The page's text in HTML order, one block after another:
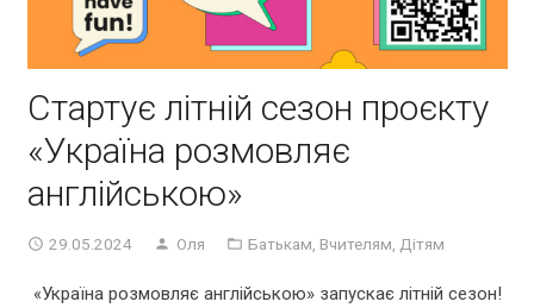
Стартує літній сезон проєкту
«Україна розмовляє
англійською»
29.05.2024 Оля Батькам Вчителям Дітям
«Україна розмовляє англійською» запускає літній сезон!